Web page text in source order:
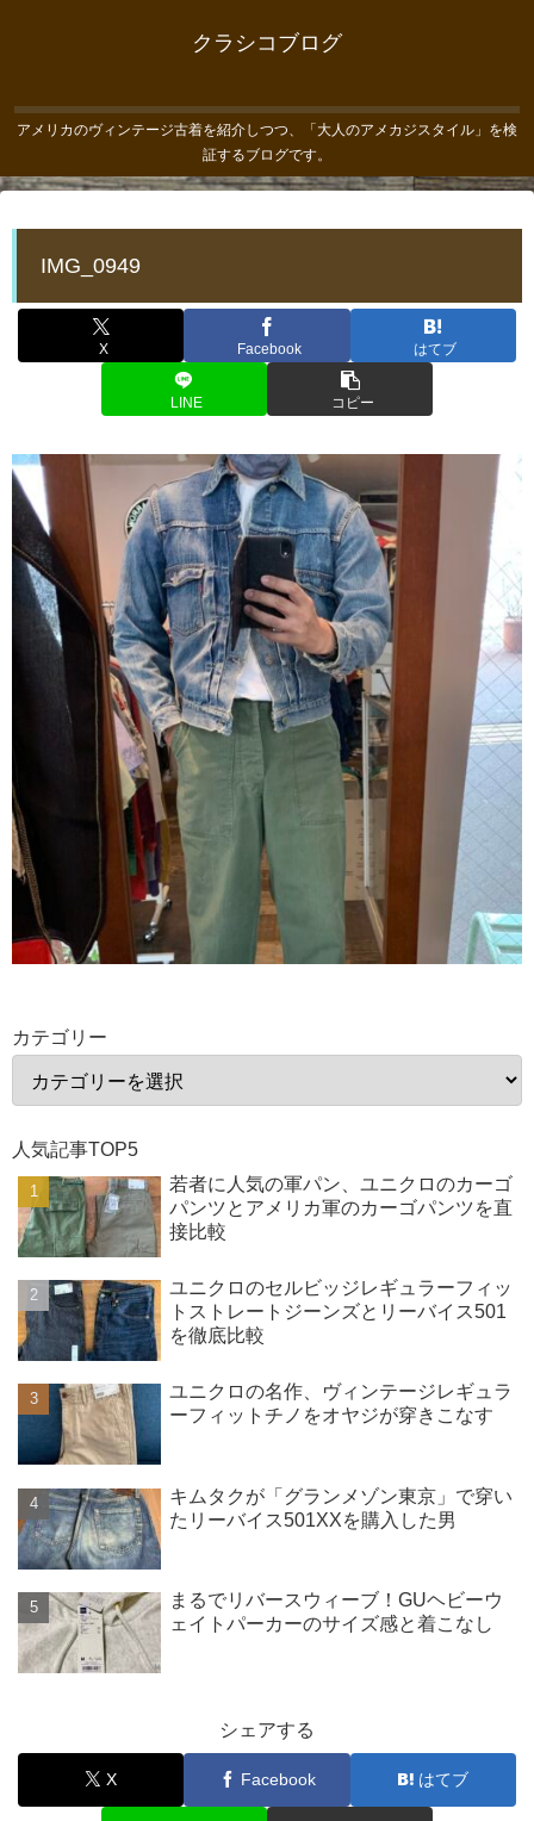
クラシコブログ
アメリカのヴィンテージ古着を紹介しつつ、「大人のアメカジスタイル」を検
証するブログです。
IMG_0949
X Facebook はてブ
LINE コピー
カテゴリー
人気記事TOP5
若者に人気の軍パン、ユニクロのカーゴ
パンツとアメリカ軍のカーゴパンツを直
接比較
ユニクロのセルビッジレギュラーフィッ
トストレートジーンズとリーバイス501
を徹底比較
ユニクロの名作、ヴィンテージレギュラ
ーフィットチノをオヤジが穿きこなす
キムタクが「グランメゾン東京」で穿い
たリーバイス501XXを購入した男
まるでリバースウィーブ！GUヘビーウ
ェイトパーカーのサイズ感と着こなし
シェアする
X Facebook はてブ